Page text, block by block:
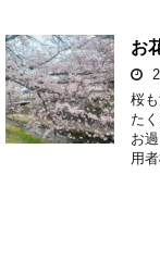
お
桜
た
お
用